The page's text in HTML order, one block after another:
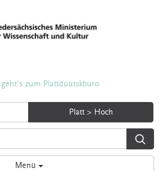
zum Plattdüütskbüro
Platt > Hoch
Menü